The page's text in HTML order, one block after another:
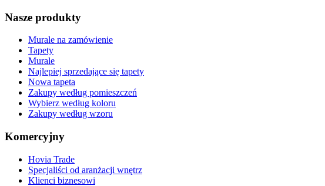
Nasze produkty
Murale na zamówienie
Tapety
Murale
Najlepiej sprzedające się tapety
Nowa tapeta
Zakupy według pomieszczeń
Wybierz według koloru
Zakupy według wzoru
Komercyjny
Hovia Trade
Specjaliści od aranżacji wnętrz
Klienci biznesowi